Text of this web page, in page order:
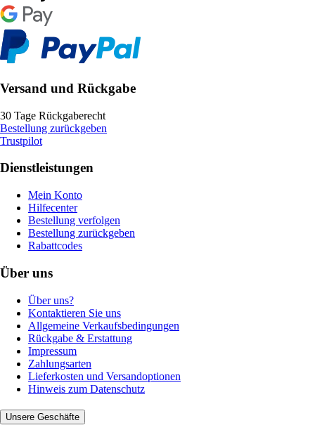
Versand und Rückgabe
30 Tage Rückgaberecht
Bestellung zurückgeben
Trustpilot
Dienstleistungen
Mein Konto
Hilfecenter
Bestellung verfolgen
Bestellung zurückgeben
Rabattcodes
Über uns
Über uns?
Kontaktieren Sie uns
Allgemeine Verkaufsbedingungen
Rückgabe & Erstattung
Impressum
Zahlungsarten
Lieferkosten und Versandoptionen
Hinweis zum Datenschutz
Unsere Geschäfte